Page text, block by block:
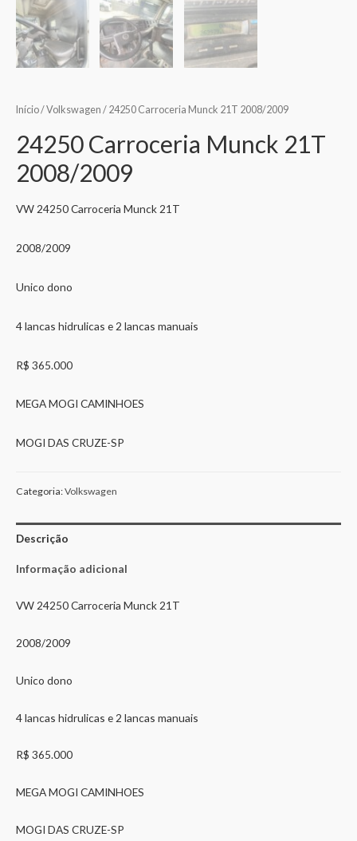
Início/Volkswagen / 24250 Carroceria Munck 21T 2008/2009
24250 Carroceria Munck 21T
2008/2009
VW 24250 Carroceria Munck 21T
2008/2009
Unico dono
4 lancas hidrulicas e 2 lancas manuais
R$ 365.000
MEGA MOGI CAMINHOES
MOGI DAS CRUZE-SP
Categoria:Volkswagen
Descrição
Informação adicional
VW 24250 Carroceria Munck 21T
2008/2009
Unico dono
4 lancas hidrulicas e 2 lancas manuais
R$ 365.000
MEGA MOGI CAMINHOES
MOGI DAS CRUZE-SP